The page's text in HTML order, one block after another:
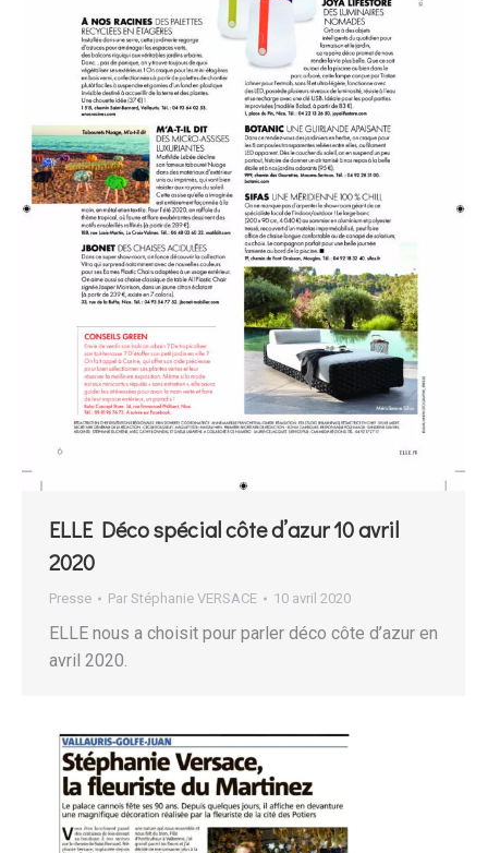
ELLE Déco spécial côte d’azur 10 avril
2020
Presse Par Stéphanie VERSACE 10 avril 2020
ELLE nous a choisit pour parler déco côte d’azur en
avril 2020.